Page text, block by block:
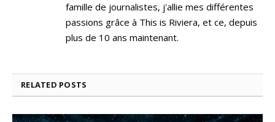
famille de journalistes, j'allie mes différentes
passions grâce à This is Riviera, et ce, depuis
plus de 10 ans maintenant.
RELATED POSTS